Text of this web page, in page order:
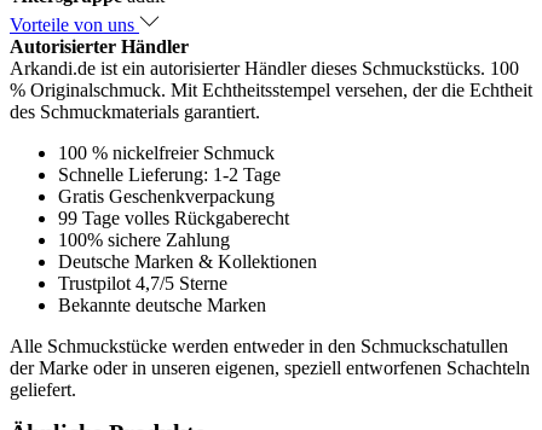
Vorteile von uns
Autorisierter Händler
Arkandi.de ist ein autorisierter Händler dieses Schmuckstücks. 100
% Originalschmuck. Mit Echtheitsstempel versehen, der die Echtheit
des Schmuckmaterials garantiert.
100 % nickelfreier Schmuck
Schnelle Lieferung: 1-2 Tage
Gratis Geschenkverpackung
99 Tage volles Rückgaberecht
100% sichere Zahlung
Deutsche Marken & Kollektionen
Trustpilot 4,7/5 Sterne
Bekannte deutsche Marken
Alle Schmuckstücke werden entweder in den Schmuckschatullen
der Marke oder in unseren eigenen, speziell entworfenen Schachteln
geliefert.